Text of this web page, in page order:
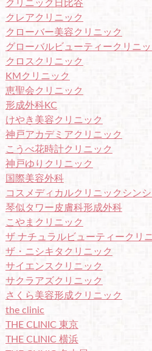
クリニック日比谷
クレアクリニック
クローバー美容クリニック
グローバルビューティークリニッ
クロスクリニック
KMクリニック
恵聖会クリニック
形成外科KC
けやき美容クリニック
神戸アカデミアクリニック
こうべ花時計クリニック
神戸ゆりクリニック
国際美容外科
コスメディカルクリニックシン
琴似タワー皮膚科形成外科
こやまクリニック
ザ ナチュラルビューティークリ
ザ・ニシキタクリニック
サイエンスクリニック
サクラアズクリニック
さくら美容形成クリニック
the clinic
THE CLINIC 東京
THE CLINIC 横浜